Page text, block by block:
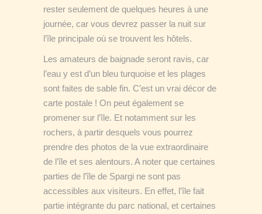
rester seulement de quelques heures à une
journée, car vous devrez passer la nuit sur
l’île principale où se trouvent les hôtels.
Les amateurs de baignade seront ravis, car
l’eau y est d’un bleu turquoise et les plages
sont faites de sable fin. C’est un vrai décor de
carte postale ! On peut également se
promener sur l’île. Et notamment sur les
rochers, à partir desquels vous pourrez
prendre des photos de la vue extraordinaire
de l’île et ses alentours. A noter que certaines
parties de l’île de Spargi ne sont pas
accessibles aux visiteurs. En effet, l’île fait
partie intégrante du parc national, et certaines